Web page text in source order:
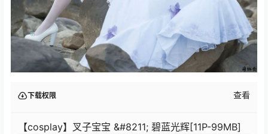
下载权限 查看
【cosplay】叉子宝宝 &#8211; 碧蓝光辉[11P-99MB]